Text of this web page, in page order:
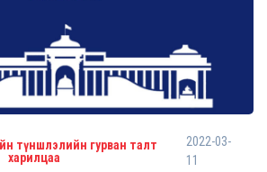
түншлэлийн гурван талт
харилцаа
2022-03-
11